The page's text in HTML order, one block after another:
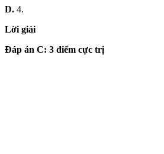
D. 4.
Lời giải
Đáp án C: 3 điểm cực trị